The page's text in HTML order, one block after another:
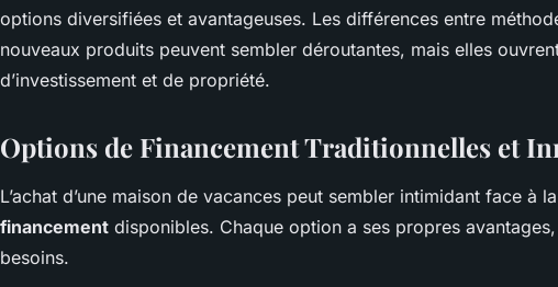
options diversifiées et avantageuses. Les différences entre
nouveaux produits peuvent sembler déroutantes, mais elles
d’investissement et de propriété.
Options de Financement Traditionnelles et
L’achat d’une maison de vacances peut sembler intimidant face à
financement disponibles. Chaque option a ses propres
besoins.